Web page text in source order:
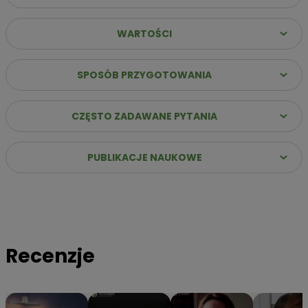
Dlaczego warto wybrać Yerbador Premium?
✔️ Najwyższa jakość suszu– Same liście (sin palo)
poddane starannemu procesowi leżakowania, co
gwarantuje szlachetny i głęboki profil smakowy.
✔️
Stabilna energia bez „zjazdu” – Naturalna kofeina
uwalnia się stopniowo, zapewniając jasność umysłu i siłę do
działania przez wiele godzin.
✔️ Innowacja: Suszenie powietrzem– Nasz susz
takie jak magnez, potas i cynk.
gwarantuje, że yerba zachowa 100% aromatu i świeżości od
pierwszego do ostatniego otwarcia.
WARTOŚCI
SPOSÓB PRZYGOTOWANIA
CZĘSTO ZADAWANE PYTANIA
PUBLIKACJE NAUKOWE
Recenzje